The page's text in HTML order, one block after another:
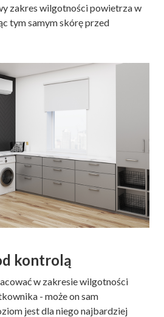
zakres wilgotności powietrza w
tym samym skórę przed
kontrolą
w zakresie wilgotności
- może on sam
jest dla niego najbardziej